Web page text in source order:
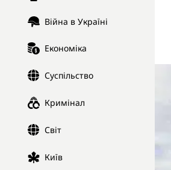
Війна в Україні
Економіка
Суспільство
Кримінал
Світ
Київ